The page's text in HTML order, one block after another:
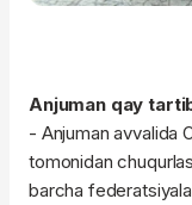
Anjuman qay
- Anjuman avvalida
tomonidan
barcha